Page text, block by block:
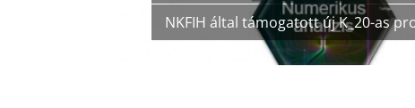
NKFIH által támogatott új K_20-as